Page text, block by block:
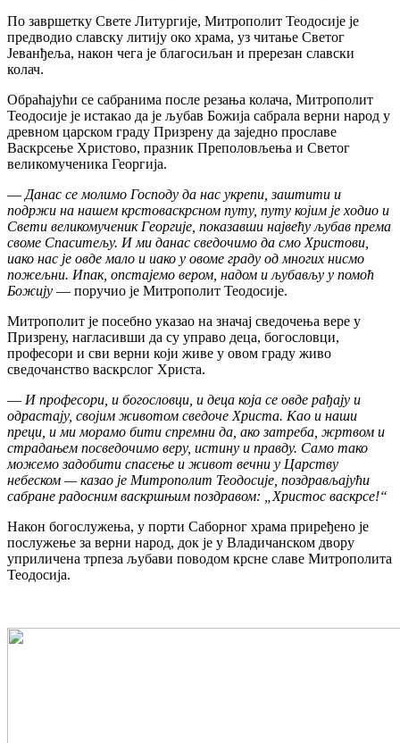
По завршетку Свете Литургије, Митрополит Теодосије је
предводио славску литију око храма, уз читање Светог
Јеванђеља, након чега је благосиљан и пререзан славски
колач.
Обраћајући се сабранима после резања колача, Митрополит
Теодосије је истакао да је љубав Божија сабрала верни народ у
древном царском граду Призрену да заједно прославе
Васкрсење Христово, празник Преполовљења и Светог
великомученика Георгија.
—Данас се молимо Господу да нас укрепи, заштити и
подржи на нашем крстоваскрсном путу, путу којим је ходио и
Свети великомученик Георгије, показавши највећу љубав према
своме Спаситељу. И ми данас сведочимо да смо Христови,
иако нас је овде мало и иако у овоме граду од многих нисмо
пожељни. Ипак, опстајемо вером, надом и љубављу у помоћ
Божију — поручио је Митрополит Теодосије.
Митрополит је посебно указао на значај сведочења вере у
Призрену, нагласивши да су управо деца, богословци,
професори и сви верни који живе у овом граду живо
сведочанство васкрслог Христа.
— И професори, и богословци, и деца која се овде рађају и
одрастају, својим животом сведоче Христа. Као и наши
преци, и ми морамо бити спремни да, ако затреба, жртвом и
страдањем посведочимо веру, истину и правду. Само тако
можемо задобити спасење и живот вечни у Царству
небеском — казао је Митрополит Теодосије, поздрављајући
сабране радосним васкршњим поздравом: „Христос васкрсе!“
Након богослужења, у порти Саборног храма приређено је
послужење за верни народ, док је у Владичанском двору
уприличена трпеза љубави поводом крсне славе Митрополита
Теодосија.